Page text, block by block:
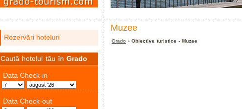
Muzee
Grado › Obiective turistice - Muzee
Rezervări hoteluri
Caută hotelul tău înGrado